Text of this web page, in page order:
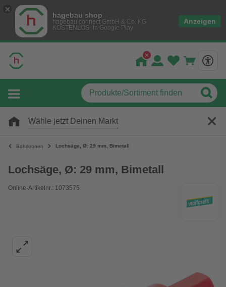
hagebau shop
hagebau connect GmbH & Co. KG
KOSTENLOS- In Google Play
Anzeigen
Wähle jetzt Deinen Markt
Bohrkronen Lochsäge, Ø: 29 mm, Bimetall
Lochsäge, Ø: 29 mm, Bimetall
Online-Artikelnr.: 1073575